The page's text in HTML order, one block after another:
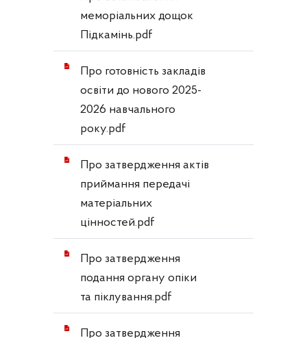
меморіальних дощок
Підкамінь.pdf
Про готовність закладів
освіти до нового 2025-
2026 навчального
року.pdf
Про затвердження актів
приймання передачі
матеріальних
цінностей.pdf
Про затвердження
подання органу опіки
та піклування.pdf
Про затвердження